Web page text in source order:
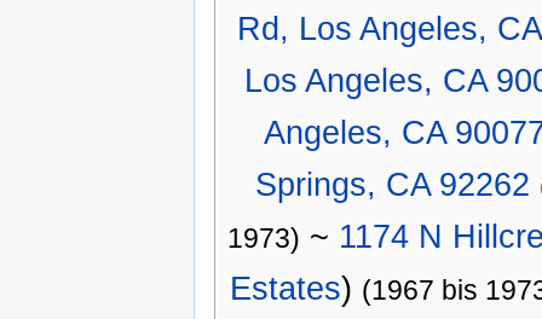
Rd, Los Angeles,
Los Angeles, CA
Angeles, CA
Springs, CA 92262
1973) ~ 1174 N
Estates) (1967 bis